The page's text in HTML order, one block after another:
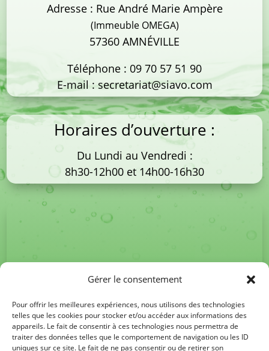
Gérer le consentement
Pour offrir les meilleures expériences, nous utilisons des technologies
telles que les cookies pour stocker et/ou accéder aux informations des
appareils. Le fait de consentir à ces technologies nous permettra de
traiter des données telles que le comportement de navigation ou les ID
uniques sur ce site. Le fait de ne pas consentir ou de retirer son
Adresse : Rue André Marie Ampère
(Immeuble OMEGA)
57360 AMNÉVILLE
Téléphone : 09 70 57 51 90
E-mail : secretariat@siavo.com
Horaires d’ouverture :
Du Lundi au Vendredi :
8h30-12h00 et 14h00-16h30